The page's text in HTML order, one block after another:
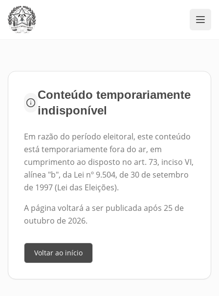
Conteúdo temporariamente
indisponível
Em razão do período eleitoral, este conteúdo
está temporariamente fora do ar, em
cumprimento ao disposto no art. 73, inciso VI,
alínea "b", da Lei nº 9.504, de 30 de setembro
de 1997 (Lei das Eleições).
A página voltará a ser publicada após 25 de
outubro de 2026.
Voltar ao início